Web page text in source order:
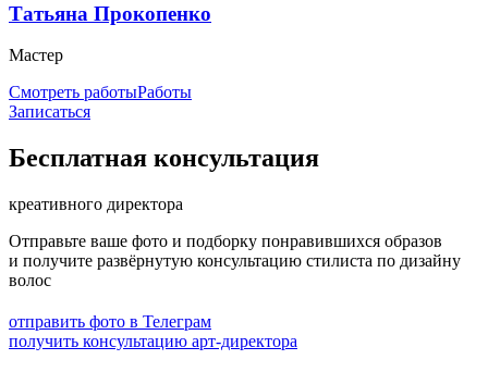
Татьяна Прокопенко
Мастер
Смотреть работыРаботы
Записаться
Бесплатная консультация
креативного директора
Отправьте ваше фото и подборку понравившихся образов
и получите развёрнутую консультацию стилиста по дизайну
волос
отправить фото в Телеграм
получить консультацию арт-директора